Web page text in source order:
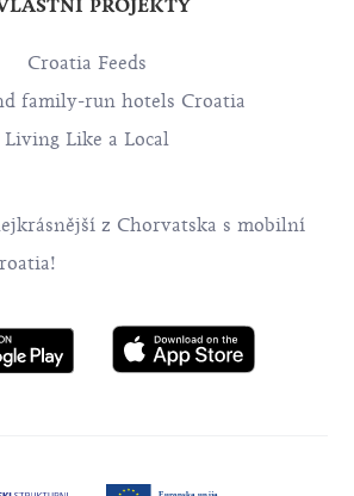
PROJEKTY
Croatia Feeds
family-run hotels Croatia
Living Like a Local
z Chorvatska s mobilní